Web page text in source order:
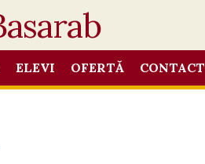
ELEVI OFERTĂ CONTACT